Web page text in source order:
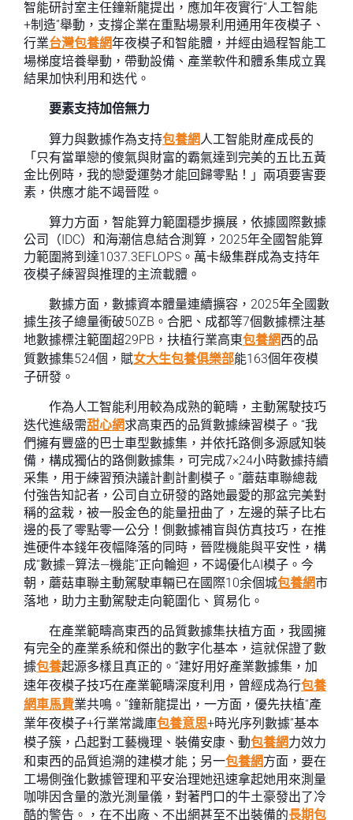
智能研討室主任鐘新龍提出，應加年夜實行“人工智能
+制造”舉動，支撐企業在重點場景利用通用年夜模子、
行業台灣包養網年夜模子和智能體，并經由過程智能工
場梯度培養舉動，帶動設備、產業軟件和體系集成立異
結果加快利用和迭代。
要素支持加倍無力
算力與數據作為支持包養網人工智能財產成長的
「只有當單戀的傻氣與財富的霸氣達到完美的五比五黃
金比例時，我的戀愛運勢才能回歸零點！」兩項要害要
素，供應才能不竭晉陞。
算力方面，智能算力範圍穩步擴展，依據國際數據
公司（IDC）和海潮信息結合測算，2025年全國智能算
力範圍將到達1037.3EFLOPS。萬卡級集群成為支持年
夜模子練習與推理的主流載體。
數據方面，數據資本體量連續擴容，2025年全國數
據生孩子總量衝破50ZB。合肥、成都等7個數據標注基
地數據標注範圍超29PB，扶植行業高東包養網西的品
質數據集524個，賦女大生包養俱樂部能163個年夜模
子研發。
作為人工智能利用較為成熟的範疇，主動駕駛技巧
迭代進級需甜心網求高東西的品質數據練習模子。“我
們擁有豐盛的巴士車型數據集，并依托路側多源感知裝
備，構成獨佔的路側數據集，可完成7×24小時數據持續
采集，用于練習預決議計劃計劃模子。”蘑菇車聯總裁
付強告知記者，公司自立研發的路她最愛的那盆完美對
稱的盆栽，被一股金色的能量扭曲了，左邊的葉子比右
邊的長了零點零一公分！側數據補盲與仿真技巧，在推
進硬件本錢年夜幅降落的同時，晉陞機能與平安性，構
成“數據—算法—機能”正向輪迴，不竭優化AI模子。今
朝，蘑菇車聯主動駕駛車輛已在國際10余個城包養網市
落地，助力主動駕駛走向範圍化、貿易化。
在產業範疇高東西的品質數據集扶植方面，我國擁
有完全的產業系統和傑出的數字化基本，這就保證了數
據包養起源多樣且真正的。“建好用好產業數據集，加
速年夜模子技巧在產業範疇深度利用，曾經成為行包養
網車馬費業共鳴。”鐘新龍提出，一方面，優先扶植“產
業年夜模子+行業常識庫包養意思+時光序列數據”基本
模子簇，凸起對工藝機理、裝備安康、動包養網力效力
和東西的品質追溯的建模才能；另一包養網方面，要在
工場側強化數據管理和平安治理她迅速拿起她用來測量
咖啡因含量的激光測量儀，對著門口的牛土豪發出了冷
酷的警告。，在不出廠、不出網甚至不出裝備的長期包